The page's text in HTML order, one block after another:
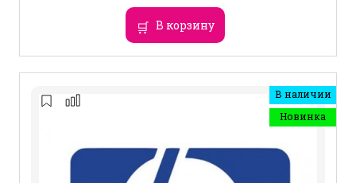
В корзину
В наличии
Новинка